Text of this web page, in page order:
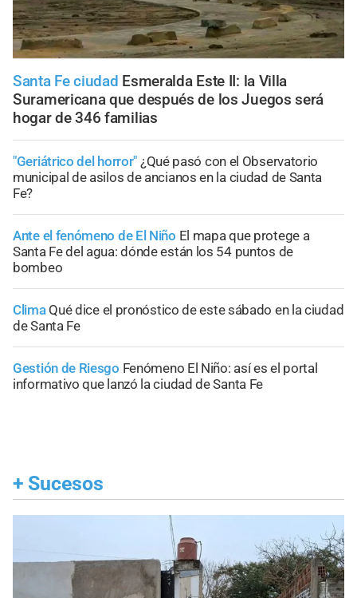
Santa Fe ciudad Esmeralda Este II: la Villa
Suramericana que después de los Juegos será
hogar de 346 familias
"Geriátrico del horror" ¿Qué pasó con el Observatorio
municipal de asilos de ancianos en la ciudad de Santa
Fe?
Ante el fenómeno de El Niño El mapa que protege a
Santa Fe del agua: dónde están los 54 puntos de
bombeo
Clima Qué dice el pronóstico de este sábado en la ciudad
de Santa Fe
Gestión de Riesgo Fenómeno El Niño: así es el portal
informativo que lanzó la ciudad de Santa Fe
+ Sucesos